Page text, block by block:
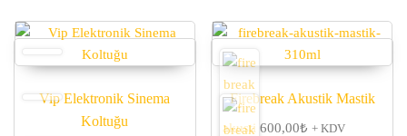
Vip Elektronik Sinema
Koltuğu
Firebreak Akustik Mastik
600,00₺ + KDV